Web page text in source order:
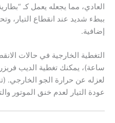
العادي، مما يجعله يعمل كـ
ببطء شديد عند انقطاع التيار،
إضافية.
ساعة)، يمكنك تغطية الديب
لعزله عن حرارة الجو الخارجي.
عودة التيار لعدم خنق الموتور